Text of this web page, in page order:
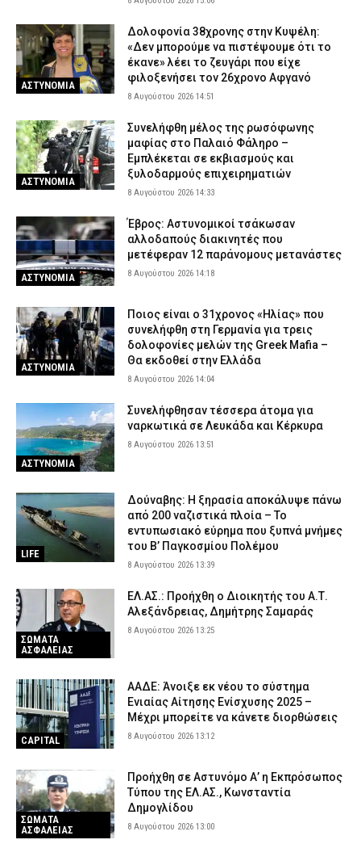
CAPITAL 8 Αυγούστου 2026 08:14
Ρομά με πατίνια προσποιούνταν τα ζευγάρια και «ρήμαζαν»
επιχειρήσεις στο κέντρο της Αθήνας (βίντεο)
8 Αυγούστου 2026 08:01
Πολύ υψηλός κίνδυνος πυρκαγιάς σήμερα (8/8) σε Κρήτη και
Βόρειο Αιγαίο – Ποιες περιοχές είναι στο «πορτοκαλί» (εικόνα)
ΕΙΔΗΣΕΙΣ 8 Αυγούστου 2026 07:49
ΑΣΤΥΝΟΜΙΑ
Δολοφονία 38χρονης στην Κυψέλη:
«Δεν μπορούμε να πιστέψουμε ότι το
έκανε» λέει το ζευγάρι που είχε
φιλοξενήσει τον 26χρονο Αφγανό
8 Αυγούστου 2026 14:51
ΑΣΤΥΝΟΜΙΑ
Συνελήφθη μέλος της ρωσόφωνης
μαφίας στο Παλαιό Φάληρο –
Εμπλέκεται σε εκβιασμούς και
ξυλοδαρμούς επιχειρηματιών
8 Αυγούστου 2026 14:33
ΑΣΤΥΝΟΜΙΑ
Έβρος: Αστυνομικοί τσάκωσαν
αλλοδαπούς διακινητές που
μετέφεραν 12 παράνομους μετανάστες
8 Αυγούστου 2026 14:18
ΑΣΤΥΝΟΜΙΑ
Ποιος είναι ο 31χρονος «Ηλίας» που
συνελήφθη στη Γερμανία για τρεις
δολοφονίες μελών της Greek Mafia –
Θα εκδοθεί στην Ελλάδα
8 Αυγούστου 2026 14:04
ΑΣΤΥΝΟΜΙΑ
Συνελήφθησαν τέσσερα άτομα για
ναρκωτικά σε Λευκάδα και Κέρκυρα
8 Αυγούστου 2026 13:51
LIFE
Δούναβης: Η ξηρασία αποκάλυψε πάνω
από 200 ναζιστικά πλοία – Το
εντυπωσιακό εύρημα που ξυπνά μνήμες
του Β’ Παγκοσμίου Πολέμου
8 Αυγούστου 2026 13:39
ΣΩΜΑΤΑ
ΑΣΦΑΛΕΙΑΣ
ΕΛ.ΑΣ.: Προήχθη ο Διοικητής του Α.Τ.
Αλεξάνδρειας, Δημήτρης Σαμαράς
8 Αυγούστου 2026 13:25
CAPITAL
ΑΑΔΕ: Άνοιξε εκ νέου το σύστημα
Ενιαίας Αίτησης Ενίσχυσης 2025 –
Μέχρι μπορείτε να κάνετε διορθώσεις
8 Αυγούστου 2026 13:12
ΣΩΜΑΤΑ
ΑΣΦΑΛΕΙΑΣ
Προήχθη σε Αστυνόμο Α’ η Εκπρόσωπος
Τύπου της ΕΛ.ΑΣ., Κωνσταντία
Δημογλίδου
8 Αυγούστου 2026 13:00